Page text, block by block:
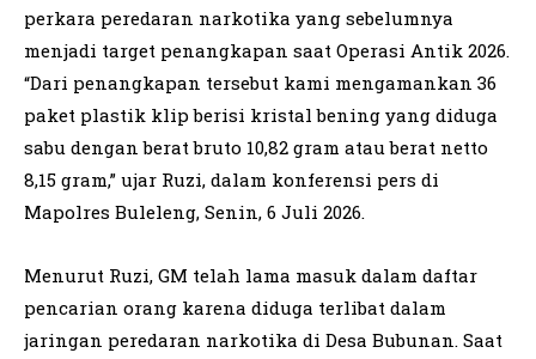
perkara peredaran narkotika yang sebelumnya
menjadi target penangkapan saat Operasi Antik 2026.
“Dari penangkapan tersebut kami mengamankan 36
paket plastik klip berisi kristal bening yang diduga
sabu dengan berat bruto 10,82 gram atau berat netto
8,15 gram,” ujar Ruzi, dalam konferensi pers di
Mapolres Buleleng, Senin, 6 Juli 2026.
Menurut Ruzi, GM telah lama masuk dalam daftar
pencarian orang karena diduga terlibat dalam
jaringan peredaran narkotika di Desa Bubunan. Saat